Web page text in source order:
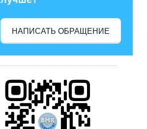
НАПИСАТЬ ОБРАЩЕНИЕ